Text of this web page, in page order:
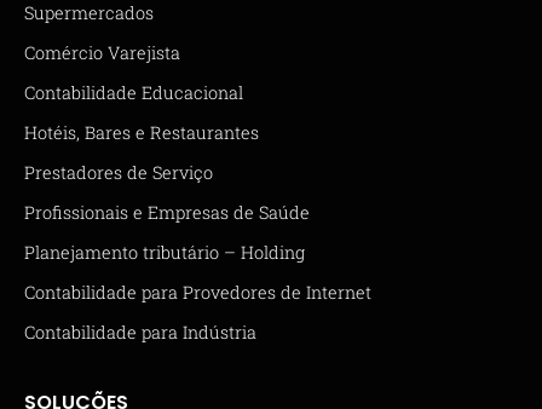
Supermercados
Comércio Varejista
Contabilidade Educacional
Hotéis, Bares e Restaurantes
Prestadores de Serviço
Profissionais e Empresas de Saúde
Planejamento tributário – Holding
Contabilidade para Provedores de Internet
Contabilidade para Indústria
SOLUÇÕES